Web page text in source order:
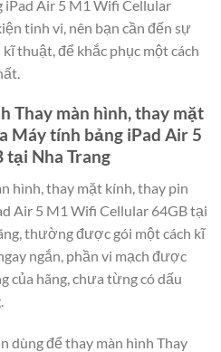
iPad Air 5 M1 Wifi Cellular
tinh vi, nên bạn cần đến sự
thuật, để khắc phục một cách
Thay màn hình, thay mặt
Máy tính bảng iPad Air 5
Nha Trang
hình, thay mặt kính, thay pin
Air 5 M1 Wifi Cellular 64GB tại
thường được gói một cách kĩ
ngắn, phần vi mạch được
của hãng, chưa từng có dấu
dùng để thay màn hình Thay